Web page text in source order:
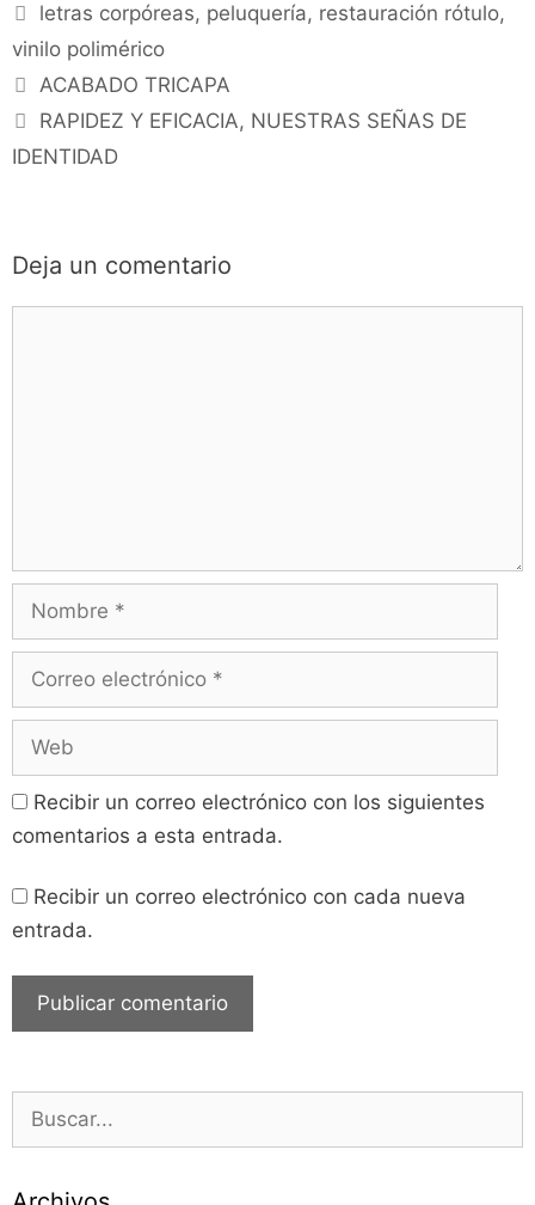
letras corpóreas, peluquería, restauración rótulo,
vinilo polimérico
ACABADO TRICAPA
RAPIDEZ Y EFICACIA, NUESTRAS SEÑAS DE
IDENTIDAD
Deja un comentario
Recibir un correo electrónico con los siguientes
comentarios a esta entrada.
Recibir un correo electrónico con cada nueva
entrada.